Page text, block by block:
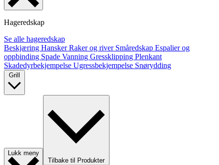
Hageredskap
Se alle hageredskap
Beskjæring HanskerRaker og river Småredskap Espalier og
oppbinding Spade Vanning Gressklipping Plenkant
Skadedyrbekjempelse Ugressbekjempelse Snørydding
Lukk meny
Tilbake til Produkter